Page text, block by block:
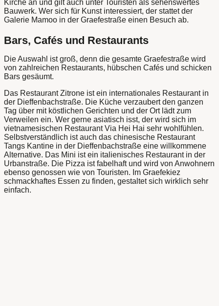
Kirche an und gilt auch unter Touristen als sehenswertes
Bauwerk. Wer sich für Kunst interessiert, der stattet der
Galerie Mamoo in der Graefestraße einen Besuch ab.
Bars, Cafés und Restaurants
Die Auswahl ist groß, denn die gesamte Graefestraße wird
von zahlreichen Restaurants, hübschen Cafés und schicken
Bars gesäumt.
Das Restaurant Zitrone ist ein internationales Restaurant in
der Dieffenbachstraße. Die Küche verzaubert den ganzen
Tag über mit köstlichen Gerichten und der Ort lädt zum
Verweilen ein. Wer gerne asiatisch isst, der wird sich im
vietnamesischen Restaurant Via Hei Hai sehr wohlfühlen.
Selbstverständlich ist auch das chinesische Restaurant
Tangs Kantine in der Dieffenbachstraße eine willkommene
Alternative. Das Mini ist ein italienisches Restaurant in der
Urbanstraße. Die Pizza ist fabelhaft und wird von Anwohnern
ebenso genossen wie von Touristen. Im Graefekiez
schmackhaftes Essen zu finden, gestaltet sich wirklich sehr
einfach.